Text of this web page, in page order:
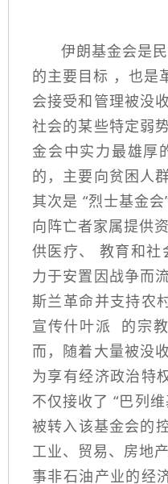
伊朗基金会是
的主要目标 ，也是
会接受和管理被没
社会的某些特定弱
金会中实力最雄厚
的，主要向贫困人
其次是 “烈士基金
向阵亡者家属提供
供医疗、 教育和社
力于安置因战争而
斯兰革命并支持农
宣传什叶派
的宗
而，随着大量被没
为享有经济政治特
不仅接收了 “巴列
被转入该基金会的
工业、贸易、房地
事非石油产业的经